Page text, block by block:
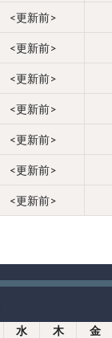
<更新前>
<更新前>
<更新前>
<更新前>
<更新前>
<更新前>
<更新前>
水 木 金